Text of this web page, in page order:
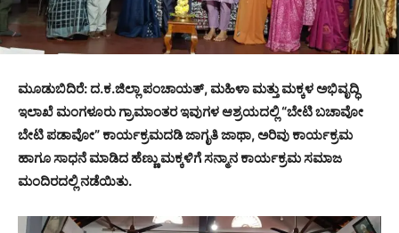
ಮೂಡುಬಿದಿರೆ: ದ.ಕ.ಜಿಲ್ಲಾ ಪಂಚಾಯತ್, ಮಹಿಳಾ ಮತ್ತು ಮಕ್ಕಳ ಅಭಿವೃದ್ಧಿ
ಇಲಾಖೆ ಮಂಗಳೂರು ಗ್ರಾಮಾಂತರ ಇವುಗಳ ಆಶ್ರಯದಲ್ಲಿ “ಬೇಟಿ ಬಚಾವೋ
ಬೇಟಿ ಪಡಾವೋ” ಕಾರ್ಯಕ್ರಮದಡಿ ಜಾಗೃತಿ ಜಾಥಾ, ಅರಿವು ಕಾರ್ಯಕ್ರಮ
ಹಾಗೂ ಸಾಧನೆ ಮಾಡಿದ ಹೆಣ್ಣು ಮಕ್ಕಳಿಗೆ ಸನ್ಮಾನ ಕಾರ್ಯಕ್ರಮ ಸಮಾಜ
ಮಂದಿರದಲ್ಲಿ ನಡೆಯಿತು.